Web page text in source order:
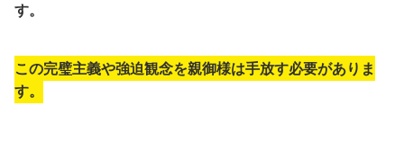
す。
この完璧主義や強迫観念を親御様は手放す必要がありま
す。